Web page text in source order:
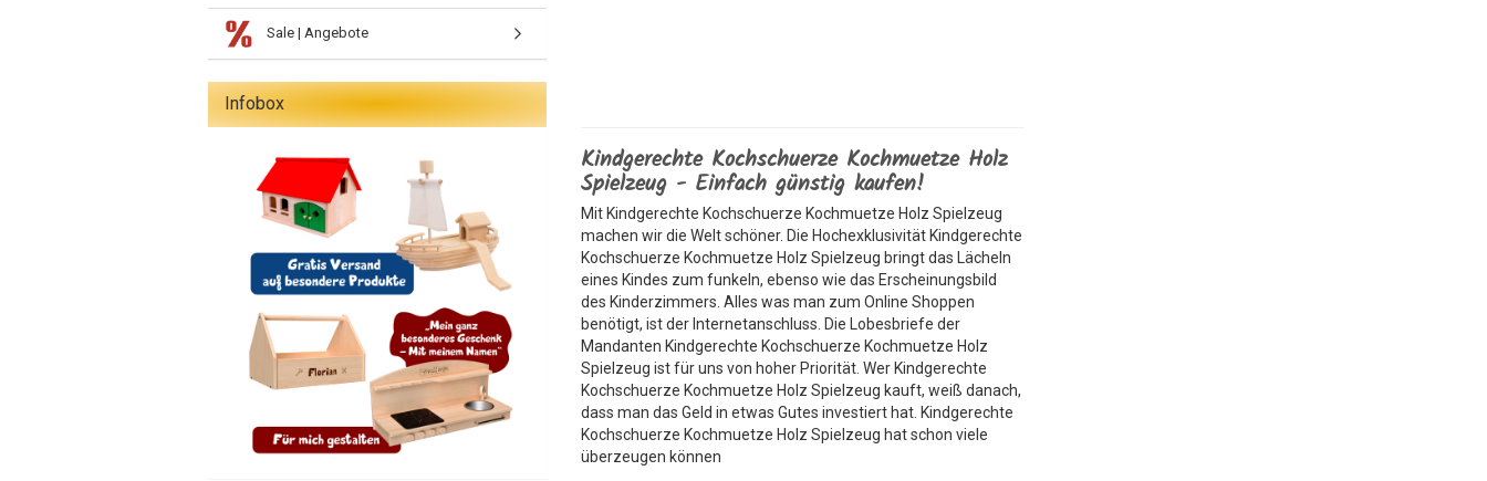
Kindgerechte Kochschuerze Kochmuetze Holz
Spielzeug - Einfach günstig kaufen!
Mit Kindgerechte Kochschuerze Kochmuetze Holz Spielzeug
machen wir die Welt schöner. Die Hochexklusivität Kindgerechte
Kochschuerze Kochmuetze Holz Spielzeug bringt das Lächeln
eines Kindes zum funkeln, ebenso wie das Erscheinungsbild
des Kinderzimmers. Alles was man zum Online Shoppen
benötigt, ist der Internetanschluss. Die Lobesbriefe der
Mandanten Kindgerechte Kochschuerze Kochmuetze Holz
Spielzeug ist für uns von hoher Priorität. Wer Kindgerechte
Kochschuerze Kochmuetze Holz Spielzeug kauft, weiß danach,
dass man das Geld in etwas Gutes investiert hat. Kindgerechte
Kochschuerze Kochmuetze Holz Spielzeug hat schon viele
überzeugen können
Sale | Angebote
Infobox